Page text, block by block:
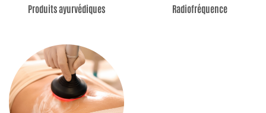
Produits ayurvédiques Radiofréquence